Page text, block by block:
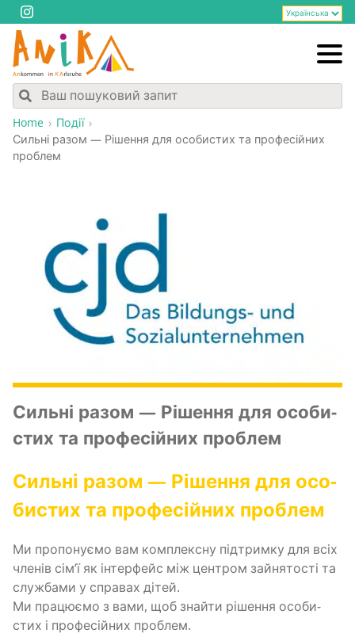
Home
Події
Силь­ні разом — Ріше­н­ня для осо­би­стих та про­фе­сій­них
проблем
Силь­ні разом — Ріше­н­ня для осо­би­
стих та про­фе­сій­них проблем
Силь­ні разом — Ріше­н­ня для осо­
би­стих та про­фе­сій­них проблем
Ми про­по­ну­є­мо вам ком­пле­ксну під­трим­ку для всіх
чле­нів сім’ї як інтер­фейс між цен­тром зайня­то­сті та
слу­жба­ми у спра­вах дітей.
Ми пра­цю­є­мо з вами, щоб зна­йти ріше­н­ня осо­би­
стих і про­фе­сій­них проблем.